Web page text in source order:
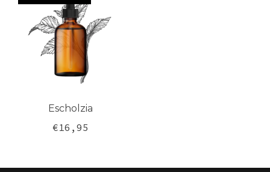
ESCHOLZIA
Escholzia
€16,95